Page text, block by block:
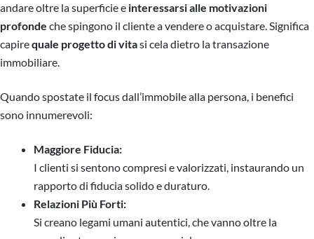
andare oltre la superficie e interessarsi alle motivazioni
profonde che spingono il cliente a vendere o acquistare. Significa
capirequale progetto di vitasi cela dietro la transazione
immobiliare.
Quando spostate il focus dall’immobile alla persona, i benefici
sono innumerevoli:
Maggiore Fiducia:
I clienti si sentono compresi e valorizzati, instaurando un
rapporto di fiducia solido e duraturo.
Relazioni Più Forti:
Si creano legami umani autentici, che vanno oltre la